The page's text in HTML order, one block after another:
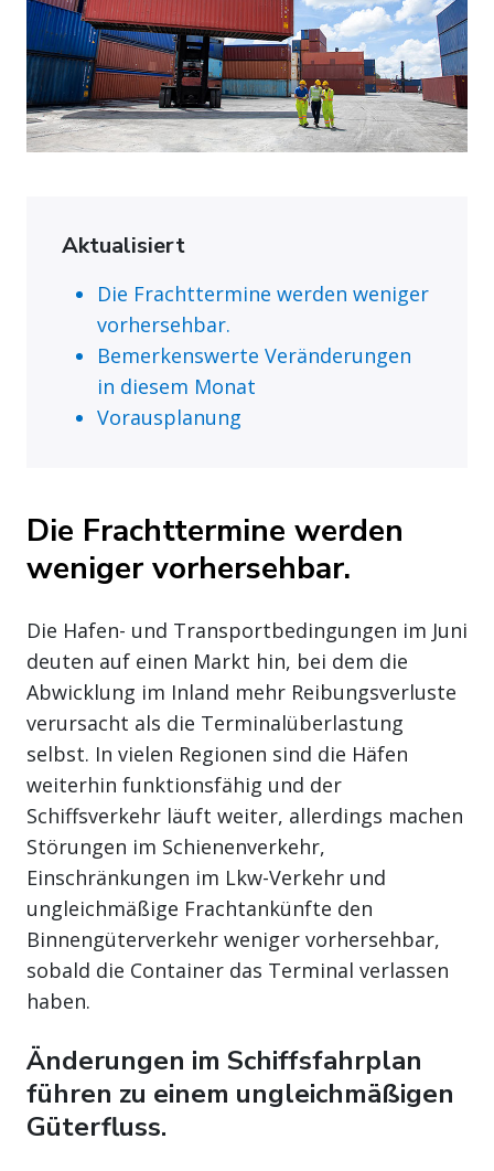
Aktualisiert
Die Frachttermine werden weniger
vorhersehbar.
Bemerkenswerte Veränderungen
in diesem Monat
Vorausplanung
Die Frachttermine werden
weniger vorhersehbar.
Die Hafen- und Transportbedingungen im Juni
deuten auf einen Markt hin, bei dem die
Abwicklung im Inland mehr Reibungsverluste
verursacht als die Terminalüberlastung
selbst. In vielen Regionen sind die Häfen
weiterhin funktionsfähig und der
Schiffsverkehr läuft weiter, allerdings machen
Störungen im Schienenverkehr,
Einschränkungen im Lkw-Verkehr und
ungleichmäßige Frachtankünfte den
Binnengüterverkehr weniger vorhersehbar,
sobald die Container das Terminal verlassen
haben.
Änderungen im Schiffsfahrplan
führen zu einem ungleichmäßigen
Güterfluss.